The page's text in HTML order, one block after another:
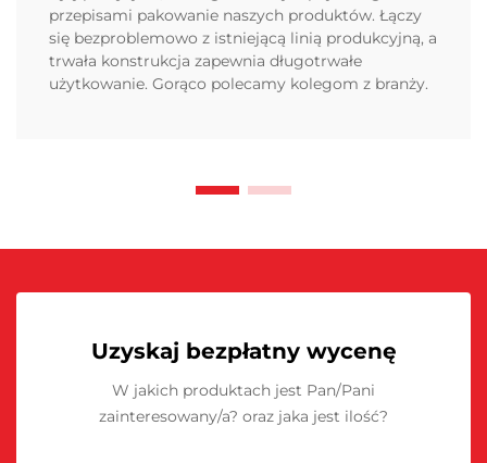
przepisami pakowanie naszych produktów. Łączy
się bezproblemowo z istniejącą linią produkcyjną, a
trwała konstrukcja zapewnia długotrwałe
użytkowanie. Gorąco polecamy kolegom z branży.
Uzyskaj bezpłatny wycenę
W jakich produktach jest Pan/Pani
zainteresowany/a? oraz jaka jest ilość?